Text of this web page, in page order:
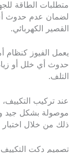
متطلبات الطاقة
لضمان عدم حدوث
القصير الكهربائي.
يعمل الفيوز كنظام
حدوث أي خلل أو
التلف.
عند تركيب
موصولة بشكل جيد
ذلك من خلال اختبار
تصميم دكت التكييف